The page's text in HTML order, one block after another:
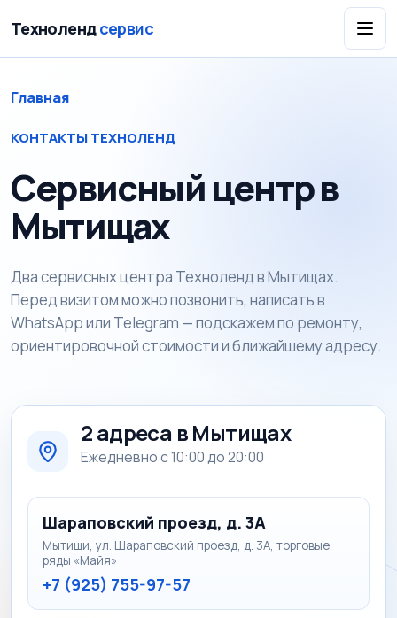
Технолендсервис
Главная
КОНТАКТЫ ТЕХНОЛЕНД
Сервисный центр в
Мытищах
Два сервисных центра Техноленд в Мытищах.
Перед визитом можно позвонить, написать в
WhatsApp или Telegram — подскажем по ремонту,
ориентировочной стоимости и ближайшему адресу.
2 адреса в Мытищах
Ежедневно с 10:00 до 20:00
Шараповский проезд, д. 3А
Мытищи, ул. Шараповский проезд, д. 3А, торговые
ряды «Майя»
+7 (925) 755-97-57